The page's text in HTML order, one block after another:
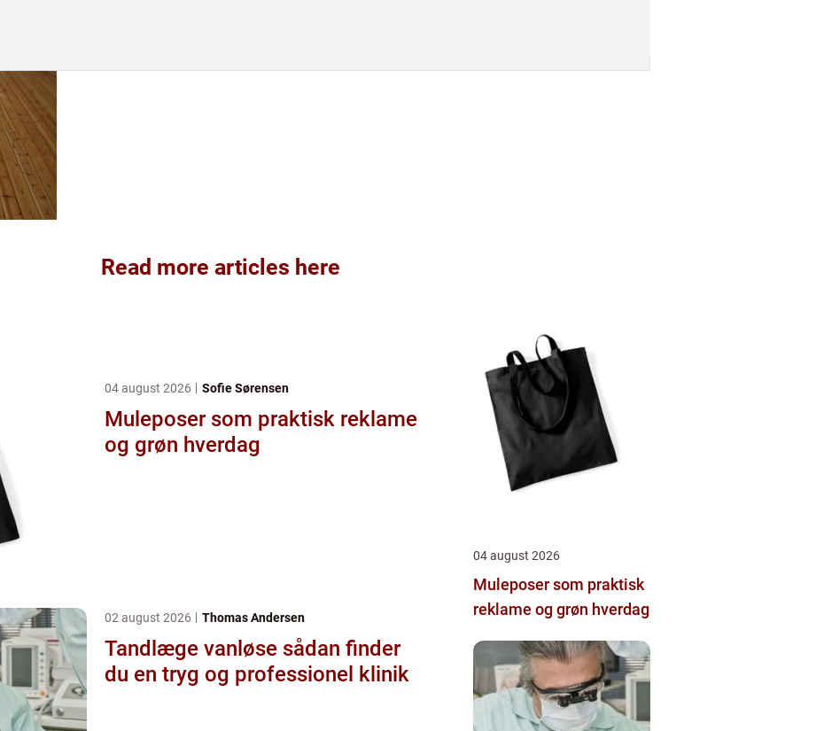
Read more articles here
04 august 2026 Sofie Sørensen
Muleposer som praktisk reklame
og grøn hverdag
02 august 2026 Thomas Andersen
Tandlæge vanløse sådan finder
du en tryg og professionel klinik
04 august 2026
Muleposer som praktisk
reklame og grøn hverdag